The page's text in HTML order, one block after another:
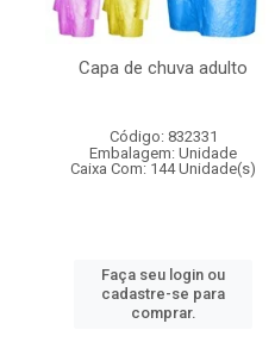
Capa de chuva adulto
Código: 832331
Embalagem: Unidade
Caixa Com: 144 Unidade(s)
Faça seu login ou
cadastre-se para
comprar.